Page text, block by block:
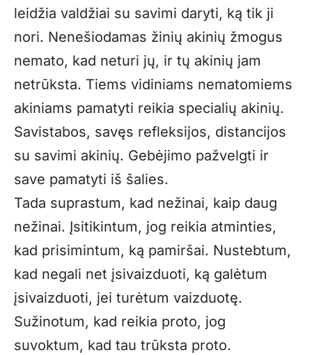
leidžia valdžiai su savimi daryti, ką tik ji
nori. Nenešiodamas žinių akinių žmogus
nemato, kad neturi jų, ir tų akinių jam
netrūksta. Tiems vidiniams nematomiems
akiniams pamatyti reikia specialių akinių.
Savistabos, savęs refleksijos, distancijos
su savimi akinių. Gebėjimo pažvelgti ir
save pamatyti iš šalies.
Tada suprastum, kad nežinai, kaip daug
nežinai. Įsitikintum, jog reikia atminties,
kad prisimintum, ką pamiršai. Nustebtum,
kad negali net įsivaizduoti, ką galėtum
įsivaizduoti, jei turėtum vaizduotę.
Sužinotum, kad reikia proto, jog
suvoktum, kad tau trūksta proto.